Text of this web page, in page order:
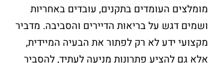
מומלצים העומדים בתקנים, עובדים באחריות
ושמים דגש על בריאות הדיירים והסביבה. מדביר
מקצועי ידע לא רק לפתור את הבעיה המיידית,
אלא גם להציע פתרונות מניעה לעתיד, להסביר